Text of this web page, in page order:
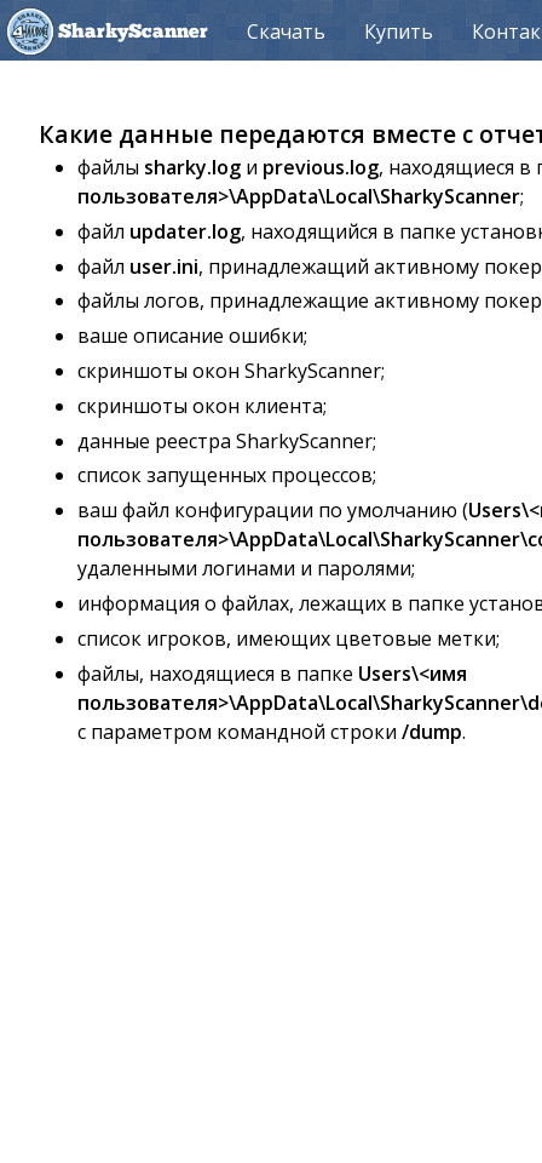
SharkyScanner Скачать Купить
Какие данные передаются вместе с
файлы sharky.log и previous.log, находящиеся в
пользователя>\AppData\Local\SharkyScanner;
файл updater.log, находящийся в папке
файл user.ini, принадлежащий активному
файлы логов, принадлежащие активному
ваше описание ошибки;
скриншоты окон SharkyScanner;
скриншоты окон клиента;
данные реестра SharkyScanner;
список запущенных процессов;
ваш файл конфигурации по умолчанию (
удаленными логинами и паролями;
информация о файлах, лежащих в папке
список игроков, имеющих цветовые метки;
файлы, находящиеся в папке Users\<имя
с параметром командной строки /dump.